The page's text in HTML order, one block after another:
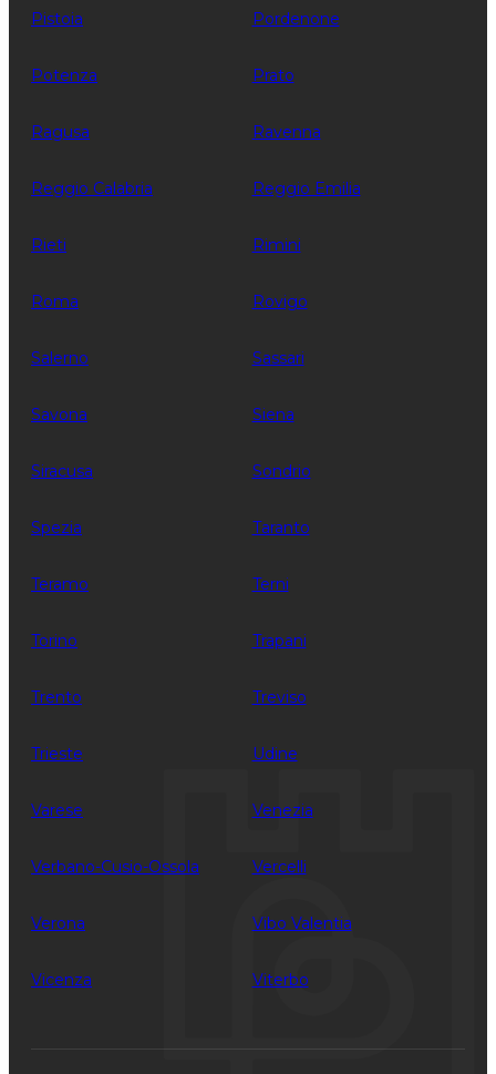
Pistoia Pordenone
Potenza Prato
Ragusa Ravenna
Reggio Calabria Reggio Emilia
Rieti Rimini
Roma Rovigo
Salerno Sassari
Savona Siena
Siracusa Sondrio
Spezia Taranto
Teramo Terni
Torino Trapani
Trento Treviso
Trieste Udine
Varese Venezia
Verbano-Cusio-Ossola Vercelli
Verona Vibo Valentia
Vicenza Viterbo